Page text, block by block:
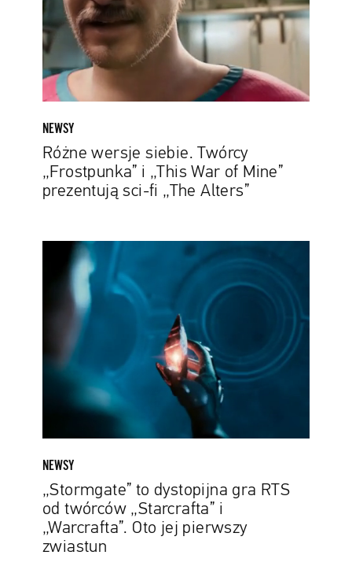
„This
War
Mine”
prezentują
sci-
„The
Alters”
NEWSY
Różne wersje siebie. Twórcy
„Frostpunka” i „This War of Mine”
prezentują sci-fi „The Alters”
„Stormgate”
twórców
„Starcrafta”
Oto
jej
zwiastun
NEWSY
„Stormgate” to dystopijna gra RTS
od twórców „Starcrafta” i
„Warcrafta”. Oto jej pierwszy
zwiastun